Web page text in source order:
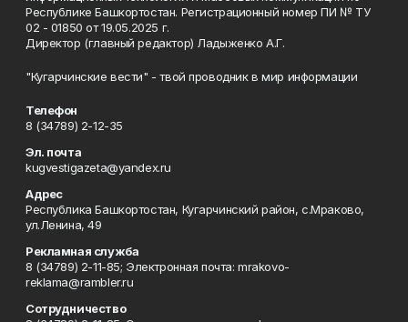
Республике Башкортостан. Регистрационный номер ПИ № ТУ
02 - 01850 от 19.05.2025 г.
Директор (главный редактор) Ладыженко А.Г.
"Кугарчинские вести" - твой проводник в мир информации
Телефон
8 (34789) 2-12-35
Эл. почта
kugvestigazeta@yandex.ru
Адрес
Республика Башкортостан, Кугарчинский район, с.Мраково,
ул.Ленина, 49
Рекламная служба
8 (34789) 2-11-85; Электронная почта: mrakovo-
reklama@rambler.ru
Сотрудничество